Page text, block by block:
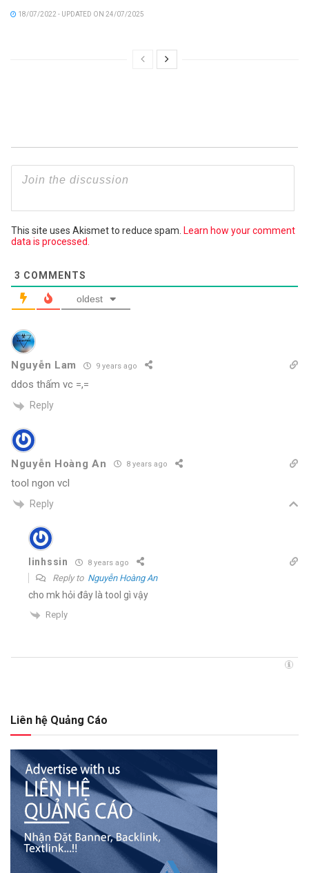
18/07/2022 - UPDATED ON 24/07/2025
This site uses Akismet to reduce spam. Learn how your comment
data is processed.
3 COMMENTS
oldest
Nguyễn Lam 9 years ago
ddos thấm vc =,=
Reply
Nguyễn Hoàng An 8 years ago
tool ngon vcl
Reply
linhssin 8 years ago
Reply to Nguyễn Hoàng An
cho mk hỏi đây là tool gì vậy
Reply
Liên hệ Quảng Cáo